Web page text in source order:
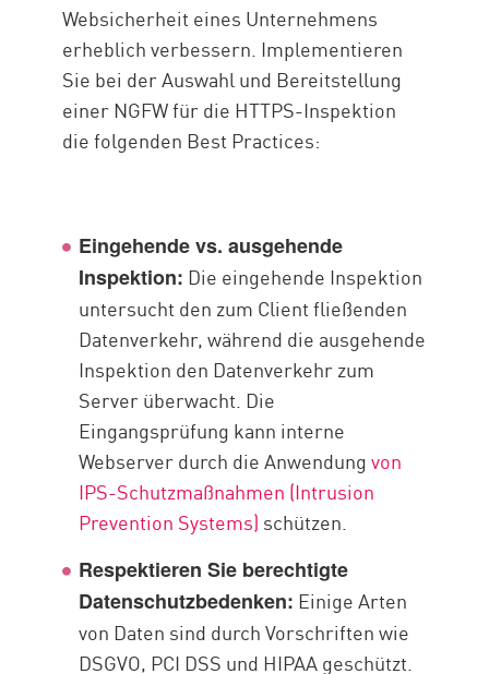
Websicherheit eines Unternehmens
erheblich verbessern. Implementieren
Sie bei der Auswahl und Bereitstellung
einer NGFW für die HTTPS-Inspektion
die folgenden Best Practices:
Eingehende vs. ausgehende
Inspektion: Die eingehende Inspektion
untersucht den zum Client fließenden
Datenverkehr, während die ausgehende
Inspektion den Datenverkehr zum
Server überwacht. Die
Eingangsprüfung kann interne
Webserver durch die Anwendungvon
IPS-Schutzmaßnahmen (Intrusion
Prevention Systems) schützen.
Respektieren Sie berechtigte
Datenschutzbedenken: Einige Arten
von Daten sind durch Vorschriften wie
DSGVO, PCI DSS und HIPAA geschützt.